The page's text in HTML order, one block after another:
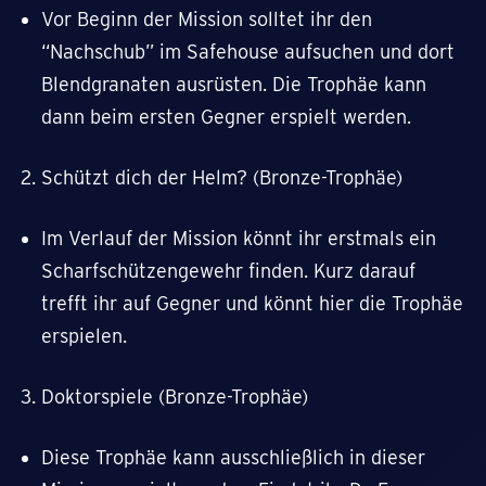
Vor Beginn der Mission solltet ihr den
“Nachschub” im Safehouse aufsuchen und dort
Blendgranaten ausrüsten. Die Trophäe kann
dann beim ersten Gegner erspielt werden.
Schützt dich der Helm? (Bronze-Trophäe)
Im Verlauf der Mission könnt ihr erstmals ein
Scharfschützengewehr finden. Kurz darauf
trefft ihr auf Gegner und könnt hier die Trophäe
erspielen.
Doktorspiele (Bronze-Trophäe)
Diese Trophäe kann ausschließlich in dieser